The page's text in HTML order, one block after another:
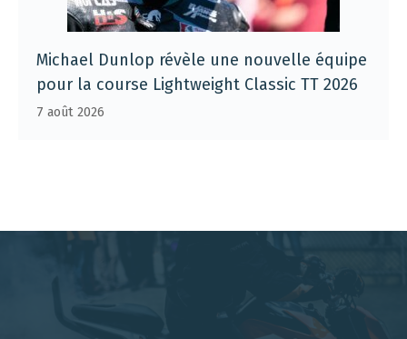
Michael Dunlop révèle une nouvelle équipe
pour la course Lightweight Classic TT 2026
7 août 2026